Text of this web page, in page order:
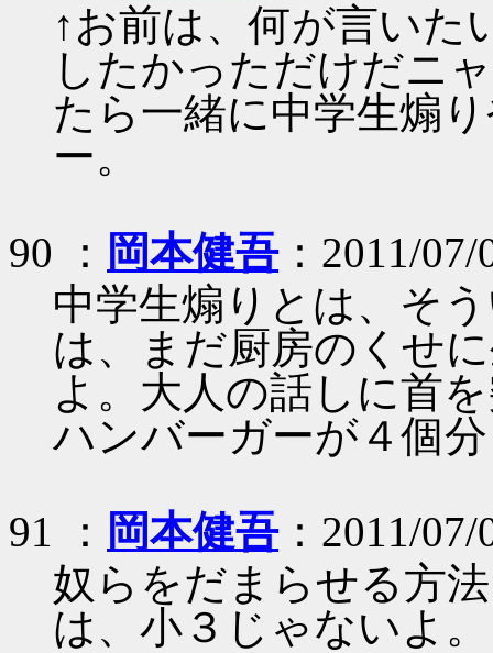
↑お前は、何が言いた
したかっただけだニ
たら一緒に中学生煽
ー。
90 ： 岡本健吾：2011/07/
中学生煽りとは、そ
は、まだ厨房のくせ
よ。大人の話しに首
ハンバーガーが４個
91 ： 岡本健吾：2011/07/
奴らをだまらせる方
は、小３じゃないよ